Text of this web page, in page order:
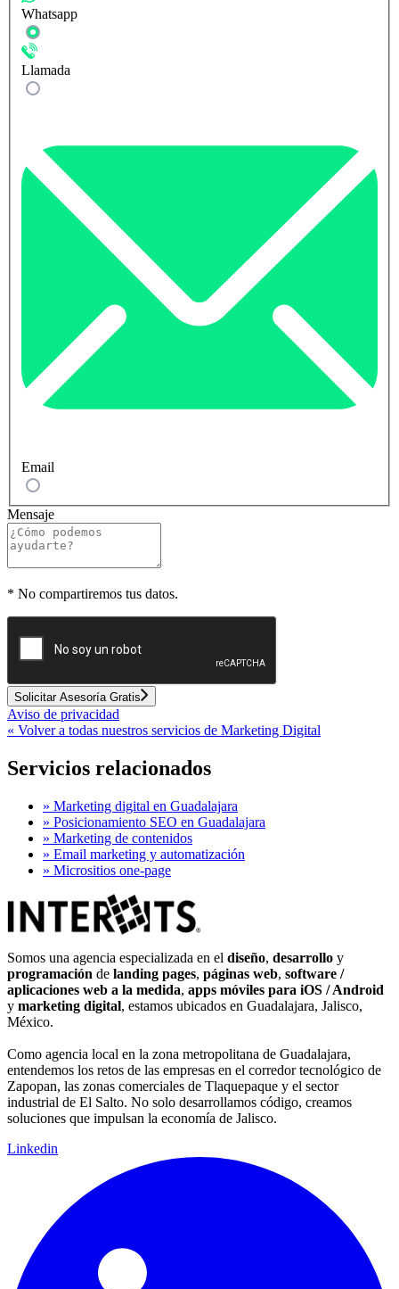
Whatsapp
Llamada
Email
Mensaje
* No compartiremos tus datos.
Solicitar Asesoría Gratis
Aviso de privacidad
« Volver a todas nuestros servicios de Marketing Digital
Servicios relacionados
» Marketing digital en Guadalajara
» Posicionamiento SEO en Guadalajara
» Marketing de contenidos
» Email marketing y automatización
» Micrositios one-page
Somos una agencia especializada en el diseño, desarrollo y
programación de landing pages, páginas web, software /
aplicaciones web a la medida, apps móviles para iOS / Android
y marketing digital, estamos ubicados en Guadalajara, Jalisco,
México.
Como agencia local en la zona metropolitana de Guadalajara,
entendemos los retos de las empresas en el corredor tecnológico de
Zapopan, las zonas comerciales de Tlaquepaque y el sector
industrial de El Salto. No solo desarrollamos código, creamos
soluciones que impulsan la economía de Jalisco.
Linkedin